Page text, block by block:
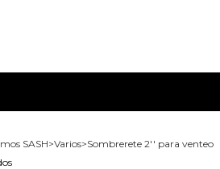
SASH>Varios>Sombrerete 2'' para venteo